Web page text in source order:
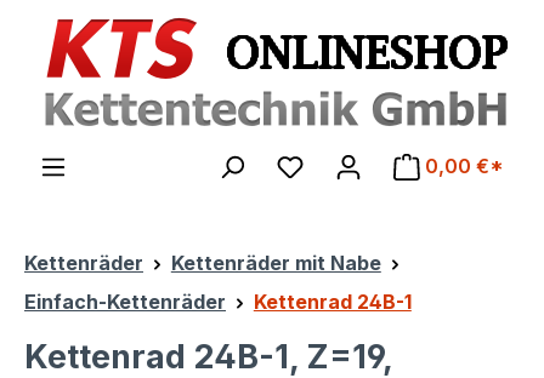
Zum Hauptinhalt springen
0,00 €*
Kettenräder
Kettenräder mit Nabe
Einfach-Kettenräder
Kettenrad 24B-1
Kettenrad 24B-1, Z=19,